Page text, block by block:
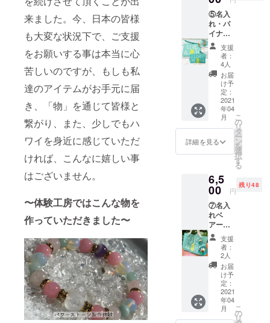
来ました。今、日本の皆様
も大変な状況下で、ご支援
をお願いする事は本当に心
苦しいのですが、もしも私
達のアイテムがお手元に届
き、「物」を通じて皆様と
繋がり、また、少しでもハ
ワイを身近に感じていただ
ければ、こんなに嬉しい事
はございません。
〜体験工房ではこんな物を
作っていただきました〜
リュー
¥5000
以上の
ギフト
もご用
意して
います
ので、
開けて
からの
お楽し
みです♪
＊日本
国内市
場予想
内送料
手でな
でてい
くうち
に、更
に木に
艶が出
て深み
が増し
ていく
のが特
徴で
す。ま
た、ア
クセン
トには
ドット
を使用
してい
ます。
ホヌ、
モンス
テラ、
フィッ
シュ
フック
からい
ずれか
お一つ
お選び
頂けま
⑤名入
れ・パ
イナッ
プルコ
アウッ
チャー
ム付き
ポーチ&
小物入
れ+お礼
のメー
ル：送
料無料
中地は
ナイロ
になっ
ている
ので、
清潔に
使いや
すく、
丈夫な
作りに
なって
いま
す。 マ
スクな
ども
ぴった
り収ま
支援
者：
4人
お届
け予
定：
2021
年04
月
詳細を見る
こ
の
リ
タ
ー
ン
を
選
択
す
る
6,5
00 円
残り48
⑦名入
れベ
アー付
きトー
トバッ
ク(ベ
アーの
色と
ムー
ムーは
お任せ
になり
ま
支援
者：
2人
お届
け予
定：
2021
年04
月
こ
の
リ